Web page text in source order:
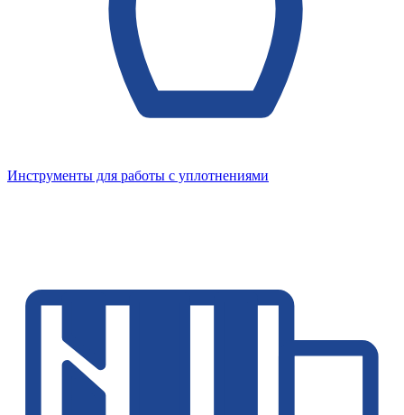
Инструменты для работы с уплотнениями